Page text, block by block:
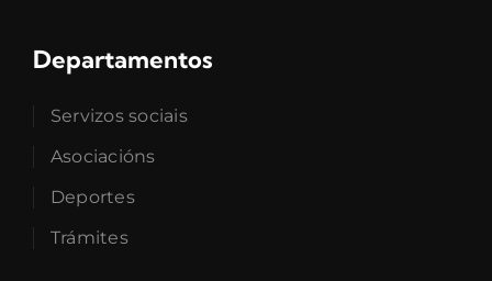
Departamentos
Servizos sociais
Asociacións
Deportes
Trámites